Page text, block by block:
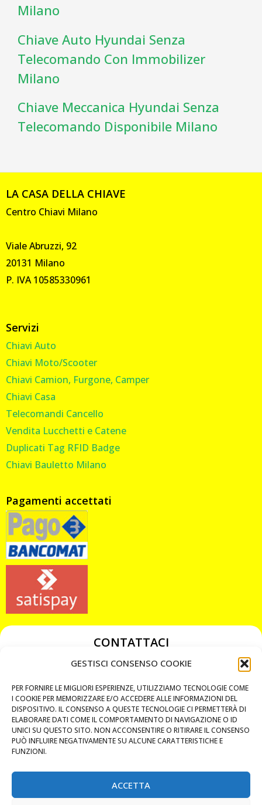
GESTISCI CONSENSO COOKIE
PER FORNIRE LE MIGLIORI ESPERIENZE, UTILIZZIAMO TECNOLOGIE COME
I COOKIE PER MEMORIZZARE E/O ACCEDERE ALLE INFORMAZIONI DEL
DISPOSITIVO. IL CONSENSO A QUESTE TECNOLOGIE CI PERMETTERÀ DI
ELABORARE DATI COME IL COMPORTAMENTO DI NAVIGAZIONE O ID
UNICI SU QUESTO SITO. NON ACCONSENTIRE O RITIRARE IL CONSENSO
PUÒ INFLUIRE NEGATIVAMENTE SU ALCUNE CARATTERISTICHE E
FUNZIONI.
ACCETTA
Milano
Chiave Auto Hyundai Senza
Telecomando Con Immobilizer
Milano
Chiave Meccanica Hyundai Senza
Telecomando Disponibile Milano
LA CASA DELLA CHIAVE
Centro Chiavi Milano
Viale Abruzzi, 92
20131 Milano
P. IVA 10585330961
Servizi
Chiavi Auto
Chiavi Moto/Scooter
Chiavi Camion, Furgone, Camper
Chiavi Casa
Telecomandi Cancello
Vendita Lucchetti e Catene
Duplicati Tag RFID Badge
Chiavi Bauletto Milano
Pagamenti accettati
CONTATTACI
349 3863811
chiavicodificate@gmail.com
Privacy Policy
Cookie Policy
MAPS